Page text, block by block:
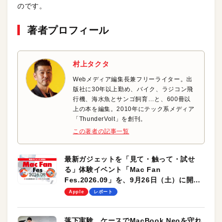
のです。
著者プロフィール
村上タクタ
Webメディア編集長兼フリーライター。出
版社に30年以上勤め、バイク、ラジコン飛
行機、海水魚とサンゴ飼育…と、600冊以
上の本を編集。2010年にテック系メディア
「ThunderVolt」を創刊。
この著者の記事一覧
最新ガジェットを「見て・触って・試せ
る」体験イベント「Mac Fan
Fes.2026.09」を、9月26日（土）に開催
します！
Apple レポート